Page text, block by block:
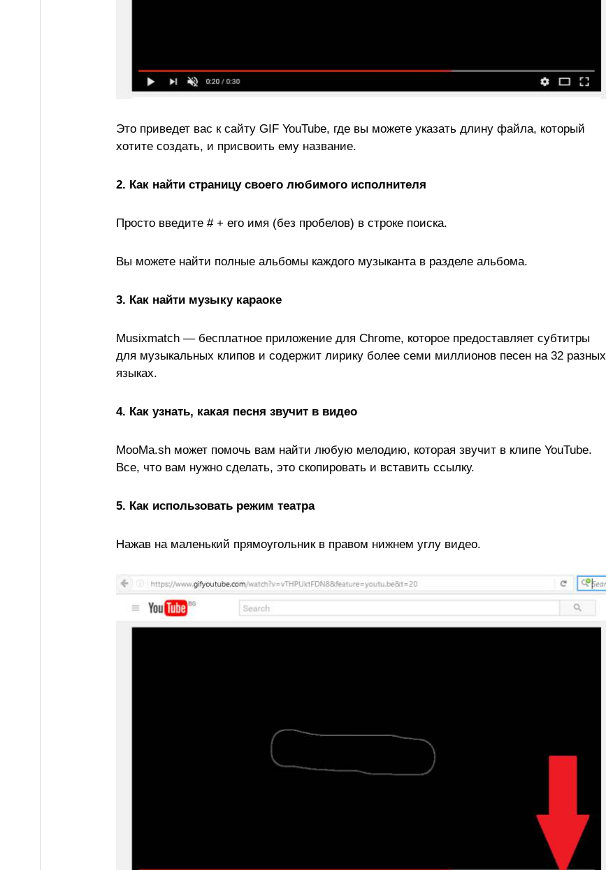
Это приведет вас к сайту GIF YouTube, где вы можете указать длину файла, который
хотите создать, и присвоить ему название.
2. Как найти страницу своего любимого исполнителя
Просто введите # + его имя (без пробелов) в строке поиска.
Вы можете найти полные альбомы каждого музыканта в разделе альбома.
3. Как найти музыку караоке
Musixmatch — бесплатное приложение для Chrome, которое предоставляет субтитры
для музыкальных клипов и содержит лирику более семи миллионов песен на 32 разных
языках.
4. Как узнать, какая песня звучит в видео
MooMa.sh может помочь вам найти любую мелодию, которая звучит в клипе YouTube.
Все, что вам нужно сделать, это скопировать и вставить ссылку.
5. Как использовать режим театра
Нажав на маленький прямоугольник в правом нижнем углу видео.